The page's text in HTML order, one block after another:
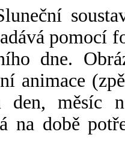
pomocí
dne.
animace
měsíc
na době